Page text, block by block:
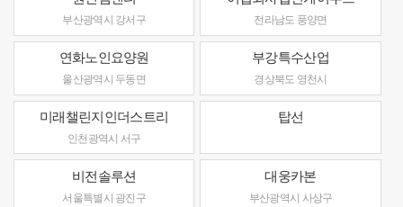
부산광역시 강서구 전라남도 풍양면
연화노인요양원
울산광역시 두동면
부강특수산업
경상북도 영천시
미래챌린지인더스트리
인천광역시 서구
탑선
비전솔루션
서울특별시 광진구
대웅카본
부산광역시 사상구